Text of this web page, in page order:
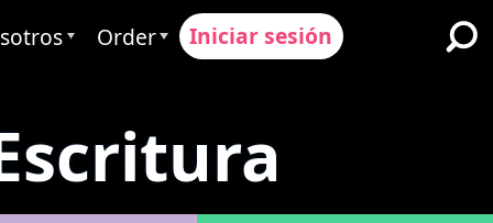
Inmersión Dual en Idiomas
Order
Precios
Solicitar un Presupuesto
Iniciar sesión